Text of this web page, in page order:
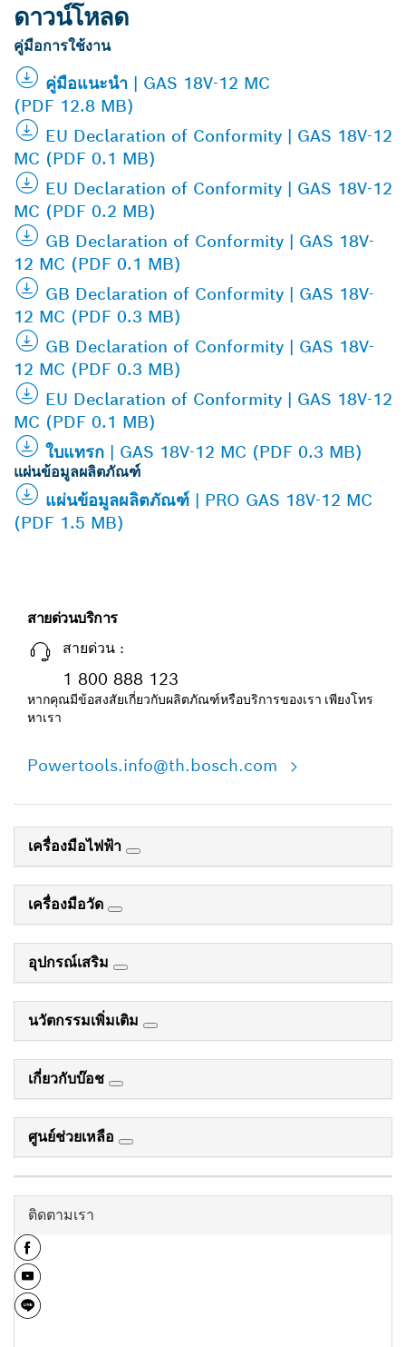
ดาวน์โหลด
คู่มือการใช้งาน
คู่มือแนะนำ | GAS 18V-12 MC
(PDF 12.8 MB)
EU Declaration of Conformity | GAS 18V-12
MC (PDF 0.1 MB)
EU Declaration of Conformity | GAS 18V-12
MC (PDF 0.2 MB)
GB Declaration of Conformity | GAS 18V-
12 MC (PDF 0.1 MB)
GB Declaration of Conformity | GAS 18V-
12 MC (PDF 0.3 MB)
GB Declaration of Conformity | GAS 18V-
12 MC (PDF 0.3 MB)
EU Declaration of Conformity | GAS 18V-12
MC (PDF 0.1 MB)
ใบแทรก | GAS 18V-12 MC (PDF 0.3 MB)
แผ่นข้อมูลผลิตภัณฑ์
แผ่นข้อมูลผลิตภัณฑ์ | PRO GAS 18V-12 MC
(PDF 1.5 MB)
สายด่วนบริการ
สายด่วน :
1 800 888 123
หากคุณมีข้อสงสัยเกี่ยวกับผลิตภัณฑ์หรือบริการของเรา เพียงโทร
หาเรา
Powertools.info@th.bosch.com
เครื่องมือไฟฟ้า
เครื่องมือวัด
อุปกรณ์เสริม
นวัตกรรมเพิ่มเติม
เกี่ยวกับบ๊อช
ศูนย์ช่วยเหลือ
ติดตามเรา